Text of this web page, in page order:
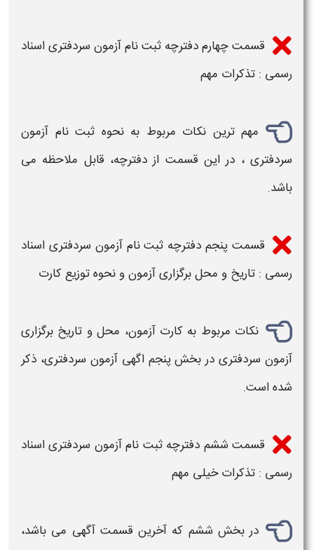
قسمت چهارمدفترچه ثبت نام آزمون سردفتری اسناد
رسمی : تذکرات مهم
مهم ترین نکات مربوط به نحوه ثبت نام آزمون
سردفتری، در این قسمت از دفترچه، قابل ملاحظه می
باشد.
قسمت پنجم دفترچه ثبت نام آزمون سردفتری اسناد
رسمی : تاریخ و محل برگزاریآزمونو نحوه توزیع کارت
نکات مربوط به کارتآزمون، محل و تاریخ برگزاری
آزمون سردفتری در بخش پنجم اگهیآزمون سردفتری، ذکر
شده است.
قسمت ششم دفترچه ثبت نام آزمون سردفتری اسناد
رسمی : تذکرات خیلی مهم
در بخش ششم که آخرین قسمت آگهی می باشد،